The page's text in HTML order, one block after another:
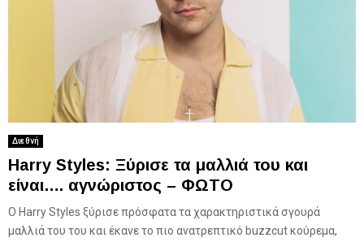
Διεθνή
Harry Styles: Ξύρισε τα μαλλιά του και
είναι…. αγνώριστος – ΦΩΤΟ
Ο Harry Styles ξύρισε πρόσφατα τα χαρακτηριστικά σγουρά
μαλλιά του του και έκανε το πιο ανατρεπτικό buzzcut κούρεμα,